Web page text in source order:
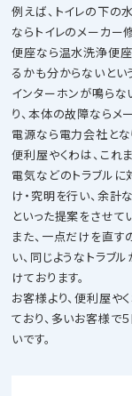
例えば、トイレの下の
ならトイレのメーカー
便座なら温水洗浄便
るかも分からないとい
インターホンが鳴らな
り、本体の故障ならメ
電源なら電力会社とな
便利屋やくわは、これ
電気などのトラブル
け・究明を行い、余
といった提案をさせて
また、一点だけを直
い、同じようなトラブ
けております。
お客様より、便利屋や
ており、多いお客様で
いです。